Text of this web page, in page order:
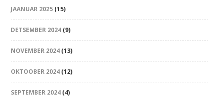
JAANUAR 2025 (15)
DETSEMBER 2024 (9)
NOVEMBER 2024 (13)
OKTOOBER 2024 (12)
SEPTEMBER 2024 (4)